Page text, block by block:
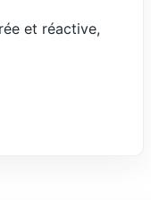
et réactive,